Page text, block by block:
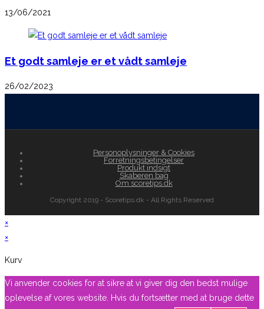
13/06/2021
Et godt samleje er et vådt samleje
26/02/2023
Personoplysninger & Cookies
Forretningsbetingelser
Produkt indsigt
Skaberen bag
Om scoretips.dk
Copyright 2019 - Scoretips.dk - All Rights Reserved
×
×
Kurv
Vi anvender cookies for at sikre at vi giver dig den bedst mulige
oplevelse af vores website. Hvis du fortsætter med at bruge dette